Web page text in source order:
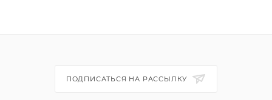
ПОДПИСАТЬСЯ НА РАССЫЛКУ